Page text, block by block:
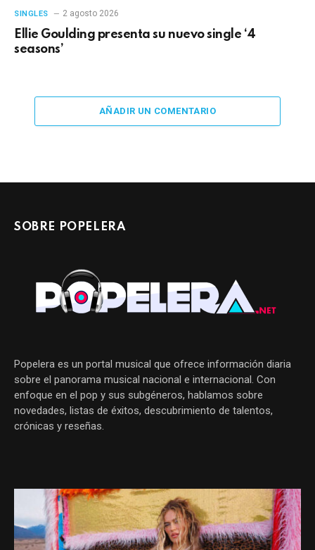
SINGLES 2 agosto 2026
Ellie Goulding presenta su nuevo single ‘4
seasons’
AÑADIR UN COMENTARIO
SOBRE POPELERA
Popelera es un portal musical que ofrece información diaria
sobre el panorama musical nacional e internacional. Con
enfoque en el pop y sus subgéneros, hablamos sobre
novedades, listas de éxitos, descubrimiento de talentos,
crónicas y reseñas.